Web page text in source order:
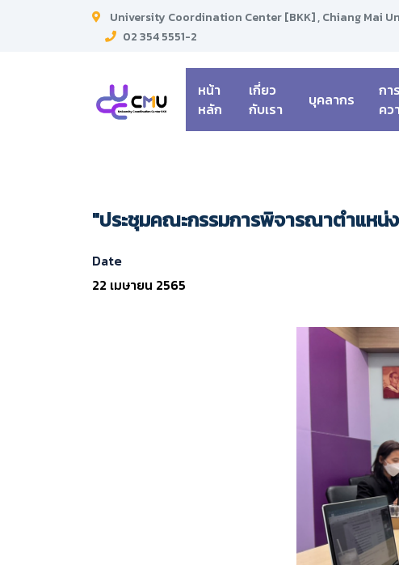
University Coordination Center [BKK] , Chiang Mai
02 354 5551-2
หน้า
หลัก
เกี่ยว
กับเรา
บุคลากร
กา
คว
"ประชุมคณะกรรมการพิจารณาตำแหน่
Date
22 เมษายน 2565